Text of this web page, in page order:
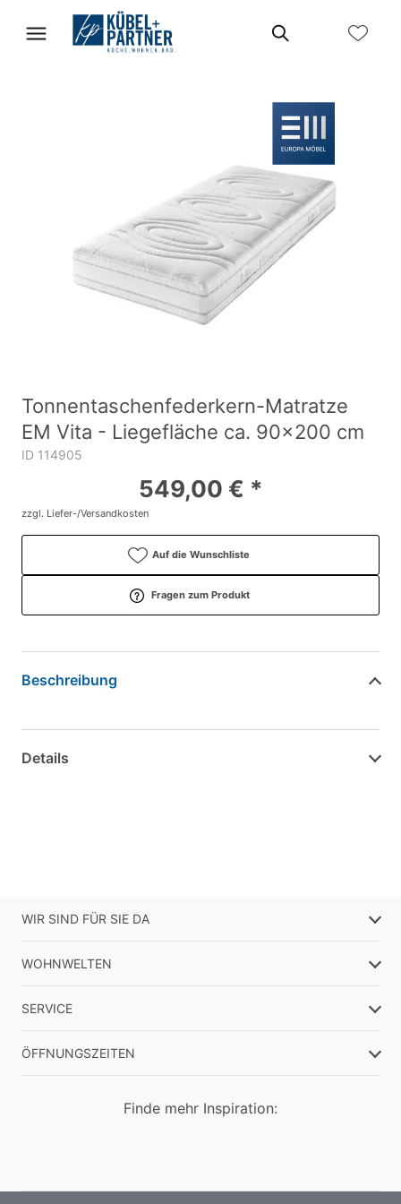
Tonnentaschenfederkern-Matratze
EM Vita - Liegefläche ca. 90x200 cm
ID 114905
549,00 € *
zzgl. Liefer-/Versandkosten
Auf die Wunschliste
Fragen zum Produkt
Beschreibung
Details
WIR SIND FÜR SIE DA
WOHNWELTEN
SERVICE
ÖFFNUNGSZEITEN
Finde mehr Inspiration: